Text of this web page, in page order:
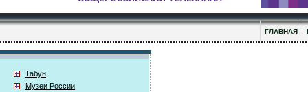
ГЛАВНАЯ
Табун
Музеи России